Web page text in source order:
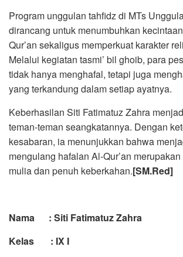
Program unggulan tahfidz di MTs
dirancang untuk menumbuhkan
Qur’an sekaligus memperkuat karakter
Melalui kegiatan tasmi’ bil ghoib, para
tidak hanya menghafal, tetapi juga
yang terkandung dalam setiap ayatnya.
Keberhasilan Siti Fatimatuz Zahra
teman-teman seangkatannya. Dengan
kesabaran, ia menunjukkan bahwa
mengulang hafalan Al-Qur’an
mulia dan penuh keberkahan.[SM.Red]
Nama : Siti Fatimatuz Zahra
Kelas : IX I